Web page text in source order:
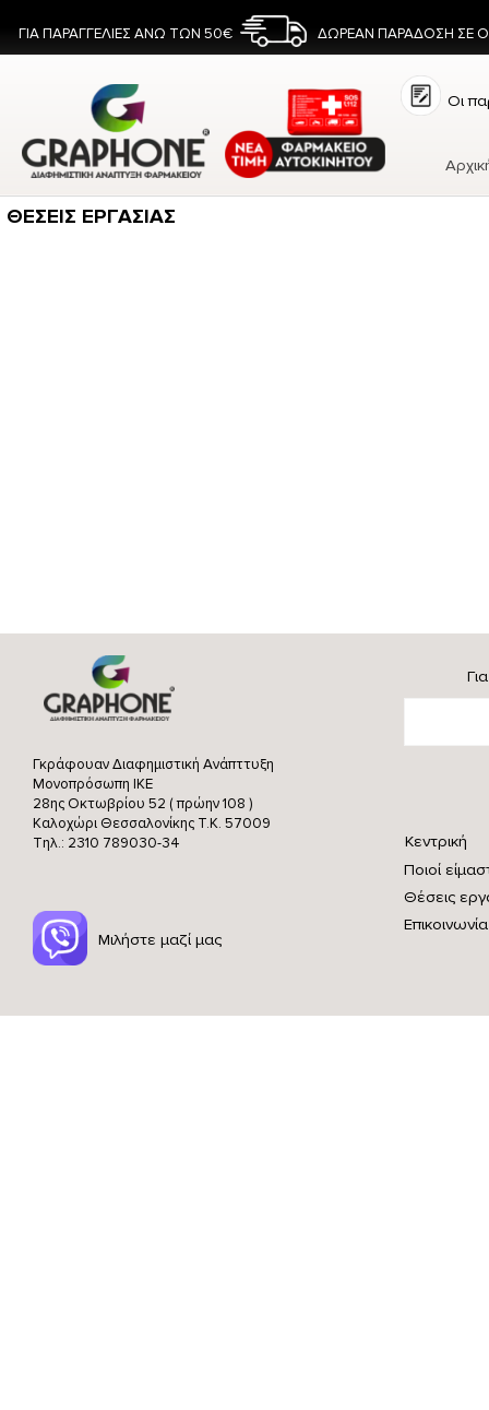
ΔΩΡΕΑΝ ΠΑΡΑΔΟΣΗ ΣΕ
ΓΙΑ ΠΑΡΑΓΓΕΛΙΕΣ ΑΝΩ ΤΩΝ 50€
Οι
ΘΕΣΕΙΣ ΕΡΓΑΣΙΑΣ
Γκράφουαν Διαφημιστική Ανάπττυξη
Μονοπρόσωπη ΙΚΕ
28ης Οκτωβρίου 52 ( πρώην 108 )
Καλοχώρι Θεσσαλονίκης Τ.Κ. 57009
Τηλ.: 2310 789030-34
Κεντρική
Ποιοί
Θέσεις
Επικοινωνία
Μιλήστε μαζί μας